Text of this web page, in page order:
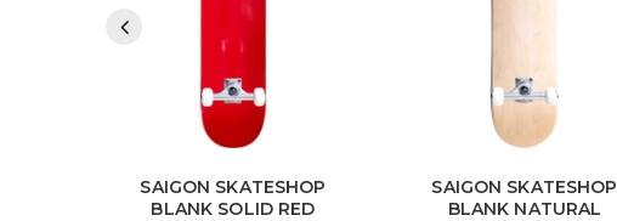
SAIGON SKATESHOP
BLANK SOLID RED
SAIGON SKATESHOP
BLANK NATURAL